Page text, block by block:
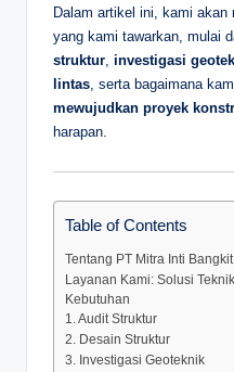
Dalam artikel ini, kami akan
yang kami tawarkan, mulai
struktur investigasi
lintas , serta bagaimana
mewujudkan proyek
harapan.
Table of Contents
Tentang PT Mitra Inti
Layanan Kami: Solusi
Kebutuhan
1. Audit Struktur
2. Desain Struktur
3. Investigasi Geoteknik